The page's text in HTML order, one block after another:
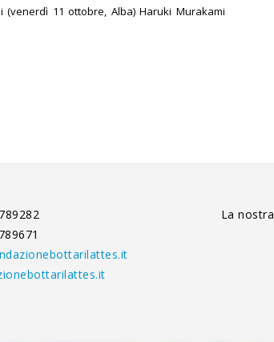
11 ottobre, Alba) Haruki Murakami
La nostra